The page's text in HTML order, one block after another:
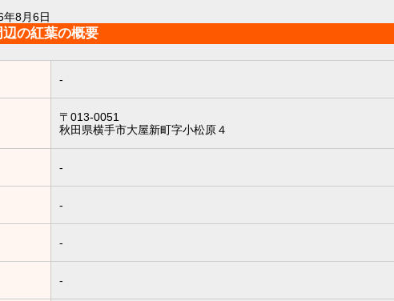
年8月6日
の紅葉の概要
-
〒013-0051
秋田県横手市大屋新町字小松原４
-
-
-
-